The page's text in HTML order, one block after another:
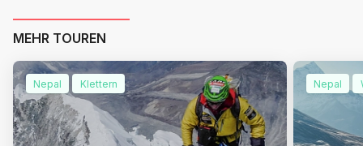
MEHR TOUREN
Nepal Klettern Nepal